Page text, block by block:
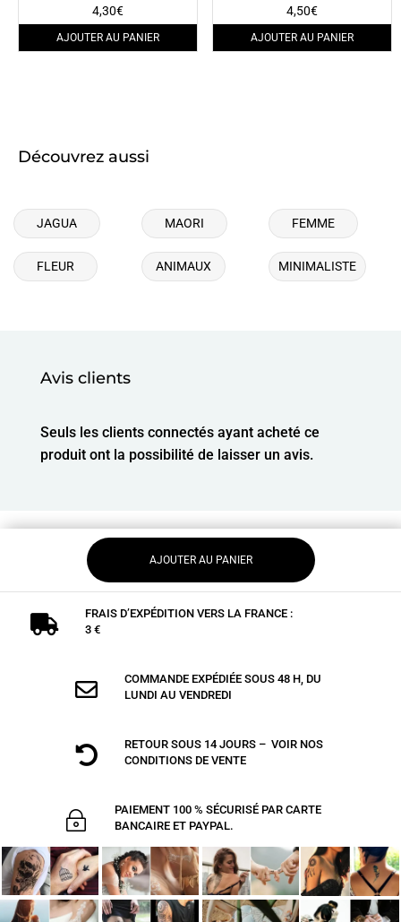
4,30€
AJOUTER AU PANIER
4,50€
AJOUTER AU PANIER
Découvrez aussi
JAGUA MAORI FEMME
FLEUR ANIMAUX MINIMALISTE
Avis clients
Seuls les clients connectés ayant acheté ce
produit ont la possibilité de laisser un avis.
AJOUTER AU PANIER

FRAIS D’EXPÉDITION VERS LA FRANCE :
3 €

COMMANDE EXPÉDIÉE SOUS 48 H, DU
LUNDI AU VENDREDI

RETOUR SOUS 14 JOURS – VOIR NOS
CONDITIONS DE VENTE
~
PAIEMENT 100 % SÉCURISÉ PAR CARTE
BANCAIRE ET PAYPAL.